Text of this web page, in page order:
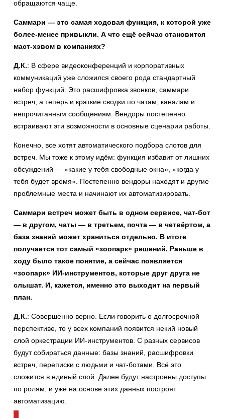
обращаются чаще.
Саммари — это самая ходовая функция, к которой уже
более-менее привыкли. А что ещё сейчас становится
маст-хэвом в компаниях?
Д.К.: В сфере видеоконференций и корпоративных
коммуникаций уже сложился своего рода стандартный
набор функций. Это расшифровка звонков, саммари
встреч, а теперь и краткие сводки по чатам, каналам и
непрочитанным сообщениям. Вендоры постепенно
встраивают эти возможности в основные сценарии работы.
Конечно, все хотят автоматического подбора слотов для
встреч. Мы тоже к этому идём: функция избавит от лишних
обсуждений — «какие у тебя свободные окна», «когда у
тебя будет время». Постепенно вендоры находят и другие
проблемные места и начинают их автоматизировать.
Саммари встреч может быть в одном сервисе, чат-бот
— в другом, чаты — в третьем, почта — в четвёртом, а
база знаний может храниться отдельно. В итоге
получается тот самый «зоопарк» решений. Раньше в
ходу было такое понятие, а сейчас появляется
«зоопарк» ИИ-инструментов, которые друг друга не
слышат. И, кажется, именно это выходит на первый
план.
Д.К.: Совершенно верно. Если говорить о долгосрочной
перспективе, то у всех компаний появится некий новый
слой оркестрации ИИ-инструментов. С разных сервисов
будут собираться данные: базы знаний, расшифровки
встреч, переписки с людьми и чат-ботами. Всё это
сложится в единый слой. Далее будут настроены доступы
по ролям, и уже на основе этих данных построят
автоматизацию.